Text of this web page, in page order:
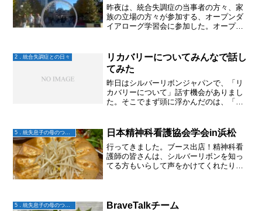
昨夜は、統合失調症の当事者の方々、家
族の立場の方々が参加する、オープンダ
イアローグ学習会に参加した。オープン
ど経験していく。オープンダイアローグ
発祥のフィンランドより...
2．統合失調症との日々
リカバリーについてみんなで話し
てみた
昨日はシルバーリボンジャパンで、「リ
カバリーについて」話す機会がありまし
た。そこでまず頭に浮かんだのは、「リ
では修復という意味だったりもする）と
いう意味をそのまま捉えると...
日本精神科看護協会学会in浜松
行ってきました。ブース出店！精神科看
護師の皆さんは、シルバーリボンを知っ
てる方もいらして声をかけてくれたり、
通りと。あいにくの台風接...
BraveTalkチーム